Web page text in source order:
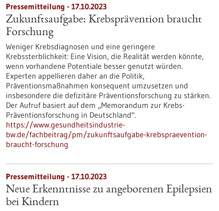
Pressemitteilung - 17.10.2023
Zukunftsaufgabe: Krebsprävention braucht
Forschung
Weniger Krebsdiagnosen und eine geringere
Krebssterblichkeit: Eine Vision, die Realität werden könnte,
wenn vorhandene Potentiale besser genutzt würden.
Experten appellieren daher an die Politik,
Präventionsmaßnahmen konsequent umzusetzen und
insbesondere die defizitäre Präventionsforschung zu stärken.
Der Aufruf basiert auf dem „Memorandum zur Krebs-
Präventionsforschung in Deutschland".
https://www.gesundheitsindustrie-
bw.de/fachbeitrag/pm/zukunftsaufgabe-krebspraevention-
braucht-forschung
Pressemitteilung - 17.10.2023
Neue Erkenntnisse zu angeborenen Epilepsien
bei Kindern